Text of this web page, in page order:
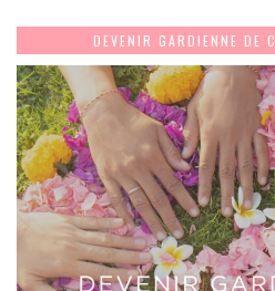
DEVENIR GARDIENNE DE